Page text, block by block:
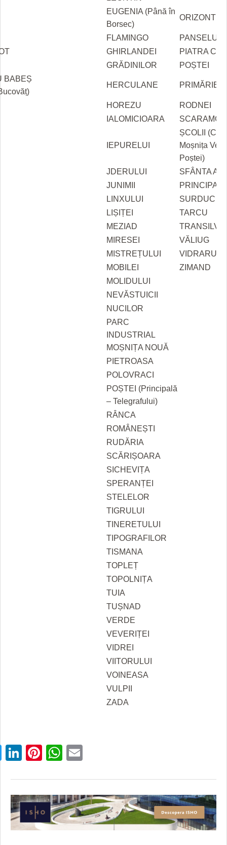
EUGENIA (Până în
Borsec)
ORIZONT
FLAMINGO
GHIRLANDEI
PIATRA
GRĂDINILOR
POȘTEI
BABEȘ
HERCULANE PRIMĂRIEI
HOREZU
RODNEI
IALOMICIOARA
IEPURELUI
ȘCOLII (Cal.
Moșnița
Poștei)
JDERULUI
SFÂNTA
JUNIMII
LINXULUI
SURDUC
LIȘIȚEI
TARCU
MEZIAD
MIRESEI
VĂLIUG
MISTREȚULUI
VIDRARU
MOBILEI
ZIMAND
MOLIDULUI
NEVĂSTUICII
NUCILOR
PARC
INDUSTRIAL
MOȘNIȚA NOUĂ
PIETROASA
POLOVRACI
POȘTEI (Principală
– Telegrafului)
RÂNCA
ROMÂNEȘTI
RUDĂRIA
SCĂRIȘOARA
SICHEVIȚA
SPERANȚEI
STELELOR
TIGRULUI
TINERETULUI
TIPOGRAFILOR
TISMANA
TOPLEȚ
TOPOLNIȚA
TUIA
TUȘNAD
VERDE
VEVERIȚEI
VIDREI
VIITORULUI
VOINEASA
VULPII
ZADA
Twitter
LinkedIn
Pinterest
WhatsApp